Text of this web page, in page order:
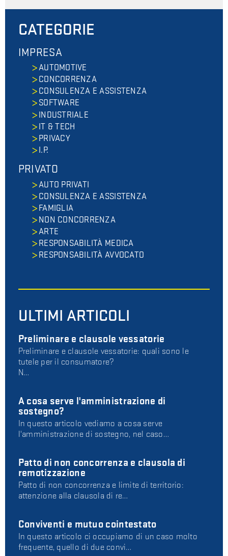
CATEGORIE
IMPRESA
AUTOMOTIVE
CONCORRENZA
CONSULENZA E ASSISTENZA
SOFTWARE
INDUSTRIALE
IT & TECH
PRIVACY
I.P.
PRIVATO
AUTO PRIVATI
CONSULENZA E ASSISTENZA
FAMIGLIA
NON CONCORRENZA
ARTE
RESPONSABILITÀ MEDICA
RESPONSABILITÀ AVVOCATO
ULTIMI ARTICOLI
Preliminare e clausole vessatorie
Preliminare e clausole vessatorie: quali sono le
tutele per il consumatore?
N…
A cosa serve l'amministrazione di
sostegno?
In questo articolo vediamo a cosa serve
l'amministrazione di sostegno, nel caso…
Patto di non concorrenza e clausola di
remotizzazione
Patto di non concorrenza e limite di territorio:
attenzione alla clausola di re…
Conviventi e mutuo cointestato
In questo articolo ci occupiamo di un caso molto
frequente, quello di due convi…